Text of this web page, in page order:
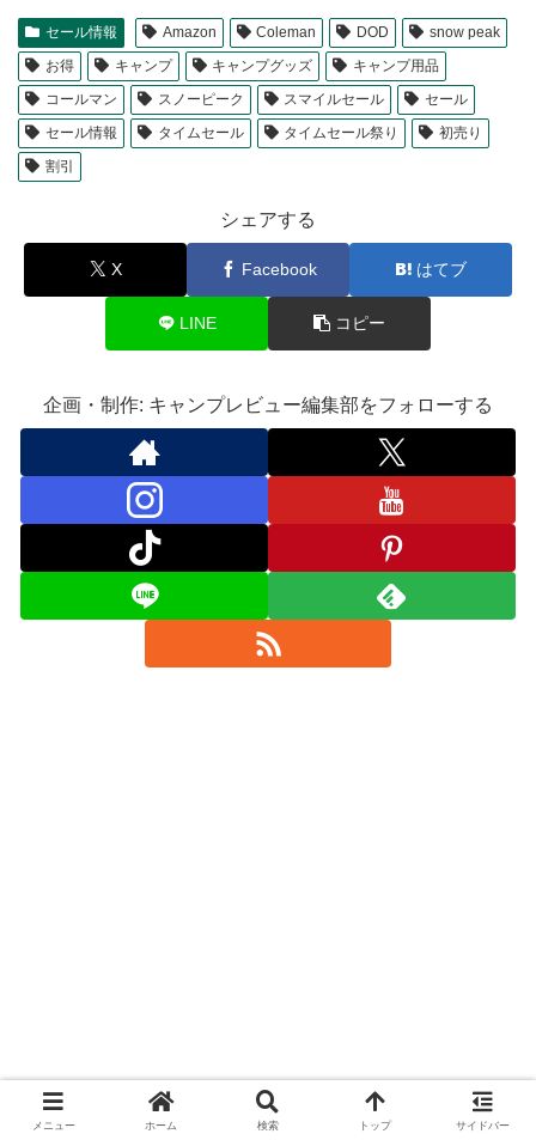
セール情報 Amazon Coleman DOD
snow peak
お得
キャンプ キャンプグッズ
キャンプ用品
コールマン
スノーピーク スマイルセール
セール
セール情報
タイムセール タイムセール祭り
初売り
割引
シェアする
X Facebook はてブ
LINE コピー
企画・制作: キャンプレビュー編集部をフォローする
メニュー ホーム 検索 トップ サイドバー